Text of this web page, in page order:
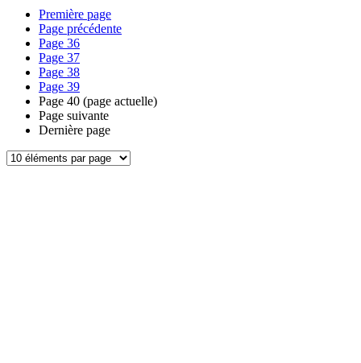
Première page
Page précédente
Page 36
Page 37
Page 38
Page 39
Page 40 (page actuelle)
Page suivante
Dernière page